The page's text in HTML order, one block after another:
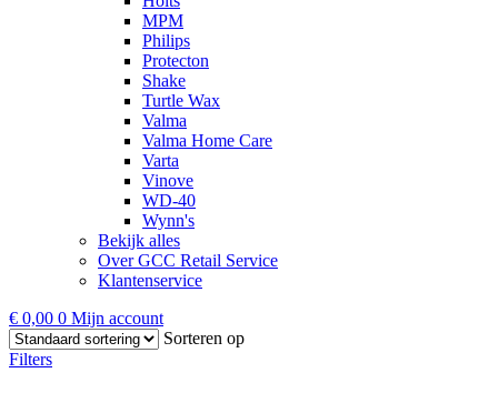
MPM
Philips
Protecton
Shake
Turtle Wax
Valma
Valma Home Care
Varta
Vinove
WD-40
Wynn's
Bekijk alles
Over GCC Retail Service
Klantenservice
€ 0,00 0 Mijn account
Sorteren op
Filters